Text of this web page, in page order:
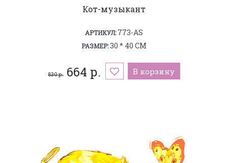
Кот-музыкант
АРТИКУЛ:773-AS
РАЗМЕР:30 * 40 СМ
830 р.664 р. В корзину